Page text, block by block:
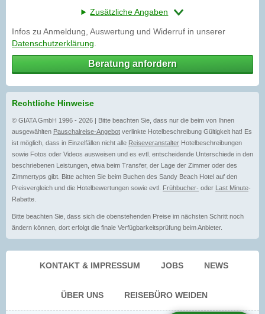
Zusätzliche Angaben
Infos zu Anmeldung, Auswertung und Widerruf in unserer
Datenschutzerklärung
Beratung anfordern
Rechtliche Hinweise
© GIATA GmbH 1996 - 2026 | Bitte beachten Sie, dass nur die beim von Ihnen
ausgewählten Pauschalreise-Angebot verlinkte Hotelbeschreibung Gültigkeit hat! Es
ist möglich, dass in Einzelfällen nicht alle Reiseveranstalter Hotelbeschreibungen
sowie Fotos oder Videos ausweisen und es evtl. entscheidende Unterschiede in den
beschriebenen Leistungen, etwa beim Transfer, der Lage der Zimmer oder des
Zimmertyps gibt. Bitte achten Sie beim Buchen des Sandy Beach Hotel auf den
Preisvergleich und die Hotelbewertungen sowie evtl. Frühbucher- oder Last Minute-
Rabatte.
Bitte beachten Sie, dass sich die obenstehenden Preise im nächsten Schritt noch
ändern können, dort erfolgt die finale Verfügbarkeitsprüfung beim Anbieter.
KONTAKT & IMPRESSUM JOBS NEWS
ÜBER UNS REISEBÜRO WEIDEN